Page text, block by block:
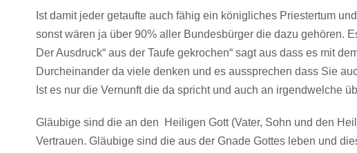
Ist damit jeder getaufte auch fähig ein königliches Priestertum
sonst wären ja über 90% aller Bundesbürger die dazu gehören.
Der Ausdruck“ aus der Taufe gekrochen“ sagt aus dass es mit
Durcheinander da viele denken und es aussprechen dass Sie
Ist es nur die Vernunft die da spricht und auch an irgendwelche
Gläubige sind die an den Heiligen Gott (Vater, Sohn und den
Vertrauen. Gläubige sind die aus der Gnade Gottes leben und